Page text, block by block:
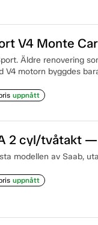
V4 Monte
Äldre renovering
V4 motorn byggdes
uppnått
2 cyl/tvåtakt —
modellen av Saab,
uppnått